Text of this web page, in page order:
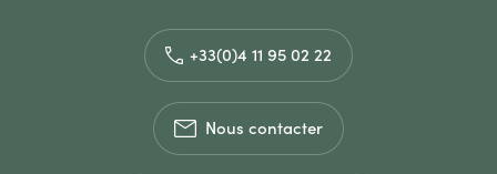
+33(0)4 11 95 02 22
Nous contacter